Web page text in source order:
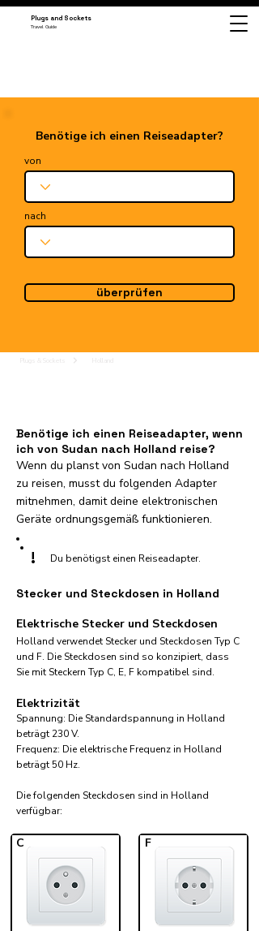
Plugs and Sockets
Travel Guide
Benötige ich einen Reiseadapter?
von
nach
überprüfen
Benötige ich einen Reiseadapter, wenn
ich von Sudan nach Holland reise?
Wenn du planst von Sudan nach Holland
zu reisen, musst du folgenden Adapter
mitnehmen, damit deine elektronischen
Geräte ordnungsgemäß funktionieren.
! Du benötigst einen Reiseadapter.
Stecker und Steckdosen in Holland
Elektrische Stecker und Steckdosen
Holland verwendet Stecker und Steckdosen Typ C
und F. Die Steckdosen sind so konzipiert, dass
Sie mit Steckern Typ C, E, F kompatibel sind.
Elektrizität
Spannung: Die Standardspannung in Holland
beträgt 230 V.
Frequenz: Die elektrische Frequenz in Holland
beträgt 50 Hz.
Die folgenden Steckdosen sind in Holland
verfügbar:​
C F